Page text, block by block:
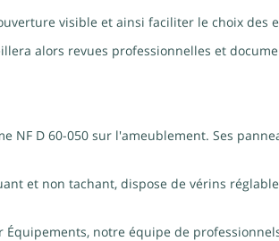
visible et ainsi faciliter le choix des
alors revues professionnelles et
NF D 60-050 sur l'ameublement. Ses
et non tachant, dispose de vérins
notre équipe de